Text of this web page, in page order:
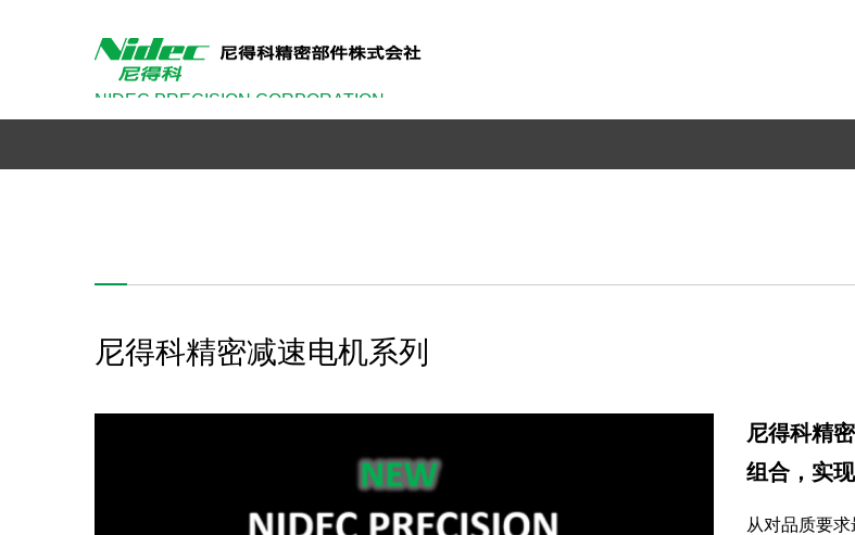
NIDEC PRECISION CORPORATION
尼得科精密减速电机系列
尼得科精
组合，实
从对品质要